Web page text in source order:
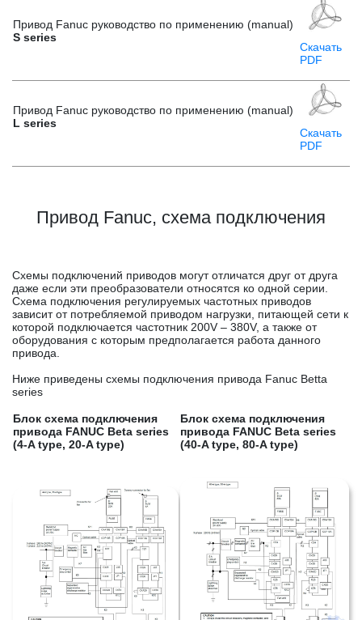
Привод Fanuc руководство по применению (manual)
S series
Скачать
PDF
Привод Fanuc руководство по применению (manual)
L series
Скачать
PDF
Привод Fanuc, схема подключения
Схемы подключений приводов могут отличатся друг от друга
даже если эти преобразователи относятся ко одной серии.
Схема подключения регулируемых частотных приводов
зависит от потребляемой приводом нагрузки, питающей сети к
которой подключается частотник 200V – 380V, а также от
оборудования с которым предполагается работа данного
привода.
Ниже приведены схемы подключения привода Fanuc Betta
series
Блок схема подключения
привода FANUC Beta series
(4-A type, 20-A type)
Блок схема подключения
привода FANUC Beta series
(40-A type, 80-A type)